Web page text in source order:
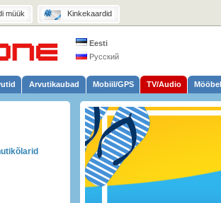
müük Kinkekaardid
Eesti
Русский
Arvutikaubad Mobiil/GPS TV/Audio Mööbel